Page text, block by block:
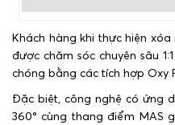
Khách hàng khi thực hiện
được chăm sóc chuyên sâu
chóng bằng các tích hợp Oxy
Đặc biệt, công nghệ có ứng
360° cùng thang điểm MAS